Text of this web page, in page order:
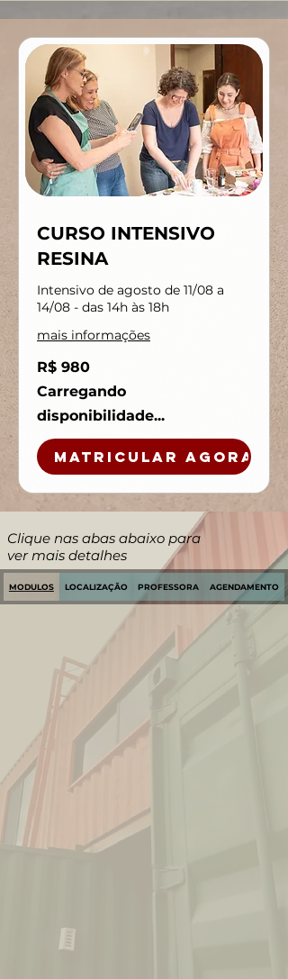
CURSO INTENSIVO
RESINA
Intensivo de agosto de 11/08 a
14/08 - das 14h às 18h
mais informações
980
Reais
R$ 980
Carregando
disponibilidade...
MATRICULAR AGORA
Clique nas abas abaixo para
ver mais detalhes
MODULOS LOCALIZAÇÃO PROFESSORA AGENDAMENTO